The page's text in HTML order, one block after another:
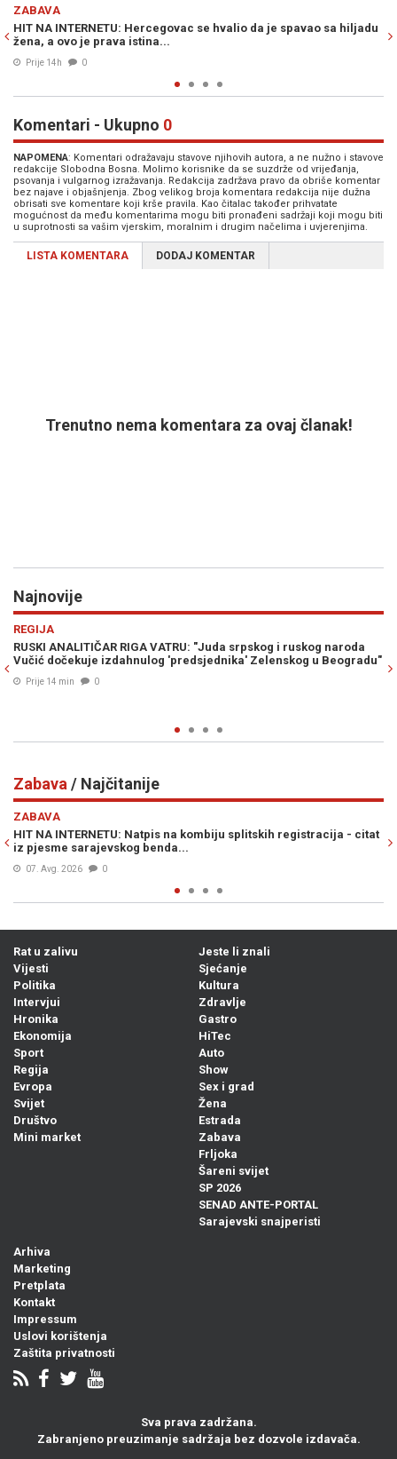
hiljadu
ZABAVA
HIT NA INTERNETU: Natpis na kombiju splitskih registracija -
iz pjesme sarajevskog benda...
07. Avg. 2026
Komentari - Ukupno 0
NAPOMENA: Komentari odražavaju stavove njihovih autora, a ne nužno i stavove
redakcije Slobodna Bosna. Molimo korisnike da se suzdrže od vrijeđanja,
psovanja i vulgarnog izražavanja. Redakcija zadržava pravo da obriše komentar
bez najave i objašnjenja. Zbog velikog broja komentara redakcija nije dužna
obrisati sve komentare koji krše pravila. Kao čitalac također prihvatate
mogućnost da među komentarima mogu biti pronađeni sadržaji koji mogu biti
u suprotnosti sa vašim vjerskim, moralnim i drugim načelima i uvjerenjima.
LISTA KOMENTARA DODAJ KOMENTAR
Trenutno nema komentara za ovaj članak!
Najnovije
naroda
u Beogradu"
TRAGEDIJA U BH. GRADU: Na poznatom kupalištu se
godišnji mladić
Prije 20 min
Zabava / Najčitanije
- citat VIC DANA: Skupljale se pare za obnovu lokalne crkve, a
začuo poznati glas iz mase...
06. Avg. 2026
Rat u zalivu
Vijesti
Politika
Intervjui
Hronika
Ekonomija
Sport
Regija
Evropa
Svijet
Društvo
Mini market
Jeste li znali
Sjećanje
Kultura
Zdravlje
Gastro
HiTec
Auto
Show
Sex i grad
Žena
Estrada
Zabava
Frljoka
Šareni svijet
SP 2026
SENAD ANTE-PORTAL
Sarajevski snajperisti
Arhiva
Marketing
Pretplata
Kontakt
Impressum
Uslovi korištenja
Zaštita privatnosti
Sva prava zadržana.
Zabranjeno preuzimanje sadržaja bez dozvole izdavača.